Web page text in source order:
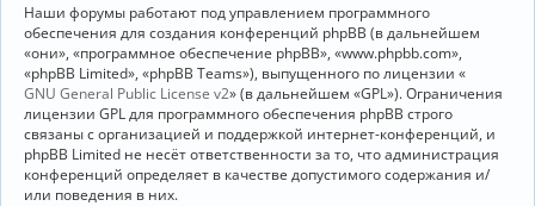
Наши форумы работают под управлением программного
обеспечения для создания конференций phpBB (в дальнейшем
«они», «программное обеспечение phpBB», «www.phpbb.com»,
«phpBB Limited», «phpBB Teams»), выпущенного по лицензии «
GNU General Public License v2» (в дальнейшем «GPL»). Ограничения
лицензии GPL для программного обеспечения phpBB строго
связаны с организацией и поддержкой интернет-конференций, и
phpBB Limited не несёт ответственности за то, что администрация
конференций определяет в качестве допустимого содержания и/
или поведения в них.